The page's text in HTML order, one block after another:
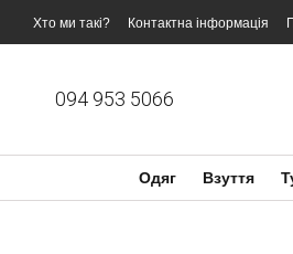
Перейти до основного контенту
Хто ми такі? Контактна інформація
094 953 5066
Одяг Взуття